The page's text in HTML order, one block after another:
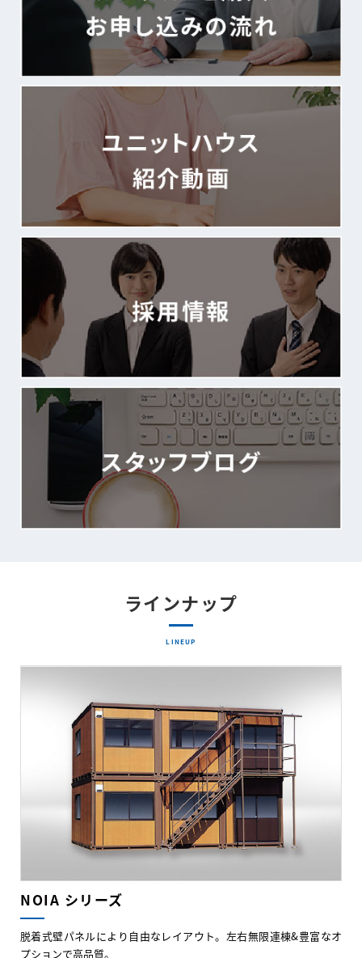
ラインナップ
LINEUP
NOIA シリーズ
脱着式壁パネルにより自由なレイアウト。左右無限連棟&豊富なオ
プションで高品質。